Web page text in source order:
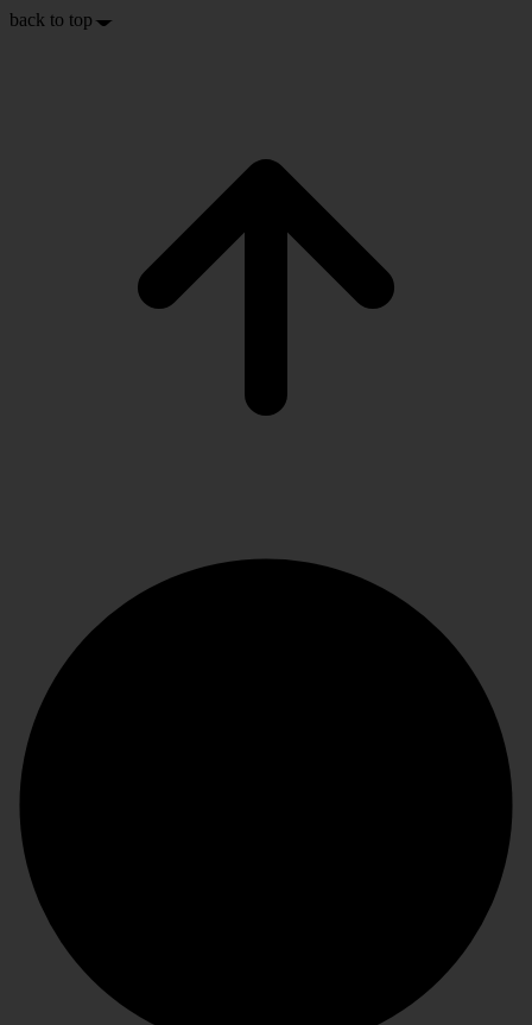
back to top